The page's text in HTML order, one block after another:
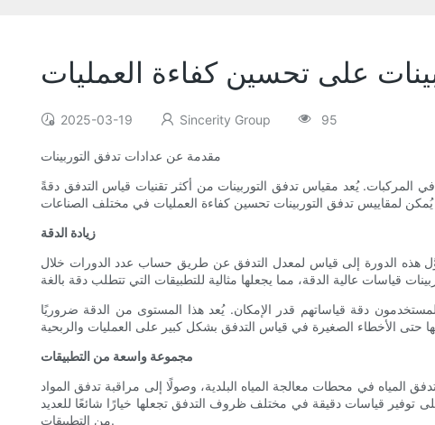
على تحسين كفاءة العمليات
2025-03-19 Sincerity Group 95
مقدمة عن عدادات تدفق التوربينات
المركبات. يُعد مقياس تدفق التوربينات من أكثر تقنيات قياس التدفق دقةً
زيادة الدقة
هذه الدورة إلى قياس لمعدل التدفق عن طريق حساب عدد الدورات خلال
دقة قياساتهم قدر الإمكان. يُعد هذا المستوى من الدقة ضروريًا
مجموعة واسعة من التطبيقات
في محطات معالجة المياه البلدية، وصولًا إلى مراقبة تدفق المواد
توفير قياسات دقيقة في مختلف ظروف التدفق تجعلها خيارًا شائعًا للعديد
من التطبيقات.